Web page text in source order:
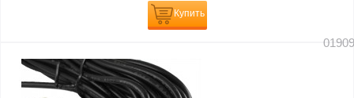
Купить